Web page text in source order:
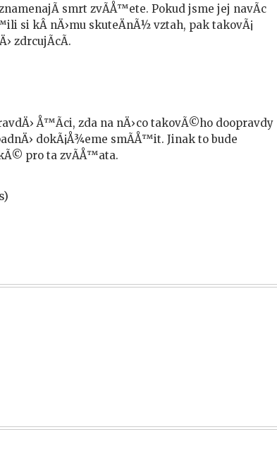
smrt zvÃ­Å™ete. Pokud jsme jej navÃ­c
si kÂ nÄ›mu skuteÄnÃ½ vztah, pak takovÃ¡
zdrcujÃ­cÃ­.
Å™Ã­ci, zda na nÄ›co takovÃ©ho doopravdy
dokÃ¡Å¾eme smÃ­Å™it. Jinak to bude
pro ta zvÃ­Å™ata.